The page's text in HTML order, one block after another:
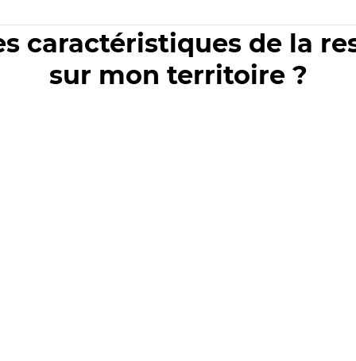
caractéristiques de la
sur mon territoire ?